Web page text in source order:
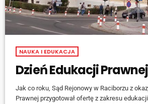
NAUKA I EDUKACJA
Dzień Edukacji Prawnej
Jak co roku, Sąd Rejonowy w Raciborzu z
Prawnej przygotował ofertę z zakresu